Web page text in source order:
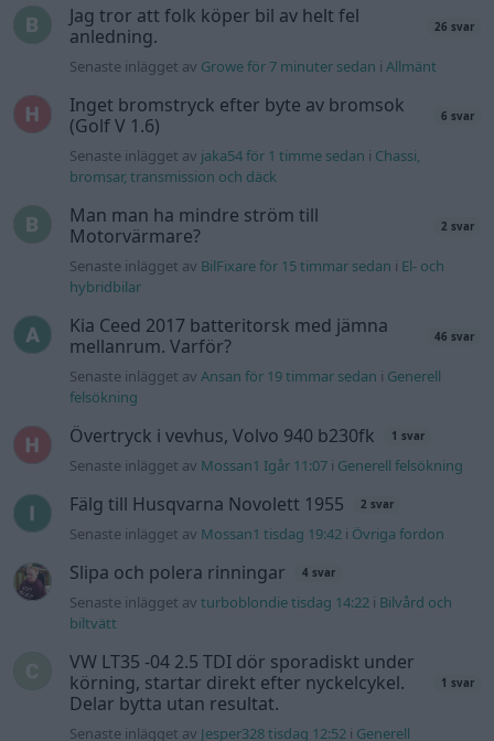
Jag tror att folk köper bil av helt fel
anledning.
26 svar
Senaste inlägget av Growe för 7 minuter sedan iAllmänt
Inget bromstryck efter byte av bromsok
(Golf V 1.6)
6 svar
Senaste inlägget av jaka54 för 1 timme sedan i Chassi,
bromsar, transmission och däck
Man man ha mindre ström till
Motorvärmare?
2 svar
Senaste inlägget av BilFixare för 15 timmar sedan i El- och
hybridbilar
Kia Ceed 2017 batteritorsk med jämna
mellanrum. Varför?
46 svar
Senaste inlägget avAnsan för 19 timmar sedan i Generell
felsökning
Övertryck i vevhus, Volvo 940 b230fk 1 svar
Senaste inlägget av Mossan1 Igår 11:07 i Generell felsökning
Fälg till Husqvarna Novolett 1955 2 svar
Senaste inlägget av Mossan1 tisdag 19:42 i Övriga fordon
Slipa och polera rinningar 4 svar
Senaste inlägget avturboblondie tisdag 14:22 i Bilvård och
biltvätt
VW LT35 -04 2.5 TDI dör sporadiskt under
körning, startar direkt efter nyckelcykel.
Delar bytta utan resultat.
1 svar
Senaste inlägget av Jesper328 tisdag 12:52 i Generell